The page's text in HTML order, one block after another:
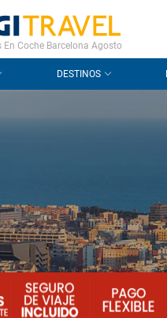
PREGUNTAS FRECUENTES
En Coche Barcelona Agosto
DESTINOS